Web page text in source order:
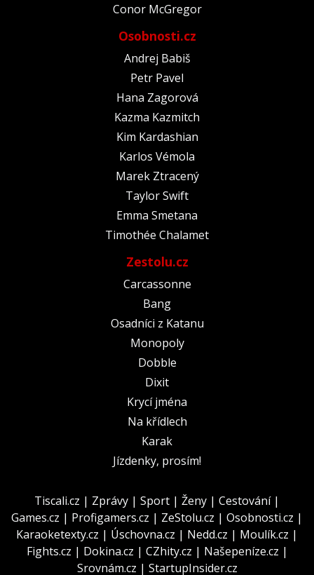
Conor McGregor
Osobnosti.cz
Andrej Babiš
Petr Pavel
Hana Zagorová
Kazma Kazmitch
Kim Kardashian
Karlos Vémola
Marek Ztracený
Taylor Swift
Emma Smetana
Timothée Chalamet
Zestolu.cz
Carcassonne
Bang
Osadníci z Katanu
Monopoly
Dobble
Dixit
Krycí jména
Na křídlech
Karak
Jízdenky, prosím!
Tiscali.cz | Zprávy | Sport | Ženy | Cestování|
Games.cz | Profigamers.cz | ZeStolu.cz | Osobnosti.cz |
Karaoketexty.cz | Úschovna.cz | Nedd.cz | Moulík.cz |
Fights.cz | Dokina.cz | CZhity.cz | Našepeníze.cz |
Srovnám.cz | StartupInsider.cz